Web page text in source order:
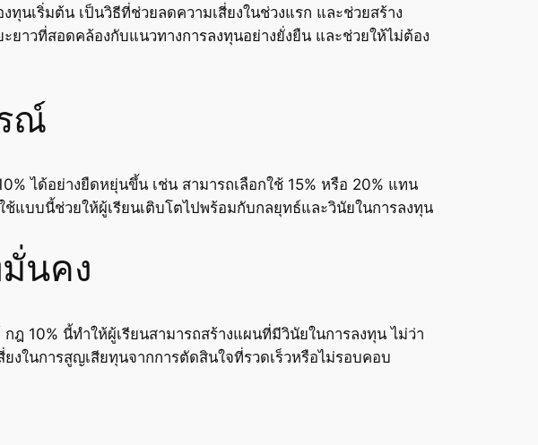
นเริ่มต้น เป็นวิธีที่ช่วยลดความเสี่ยงในช่วงแรก และช่วยสร้าง
าวที่สอดคล้องกับแนวทางการลงทุนอย่างยั่งยืน และช่วยให้ไม่ต้อง
ณ์
ได้อย่างยืดหยุ่นขึ้น เช่น สามารถเลือกใช้ 15% หรือ 20% แทน
แบบนี้ช่วยให้ผู้เรียนเติบโตไปพร้อมกับกลยุทธ์และวินัยในการลงทุน
นคง
10% นี้ทำให้ผู้เรียนสามารถสร้างแผนที่มีวินัยในการลงทุน ไม่ว่า
ในการสูญเสียทุนจากการตัดสินใจที่รวดเร็วหรือไม่รอบคอบ